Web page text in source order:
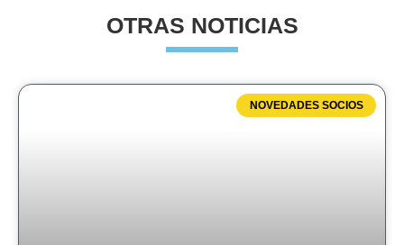
OTRAS NOTICIAS
NOVEDADES SOCIOS